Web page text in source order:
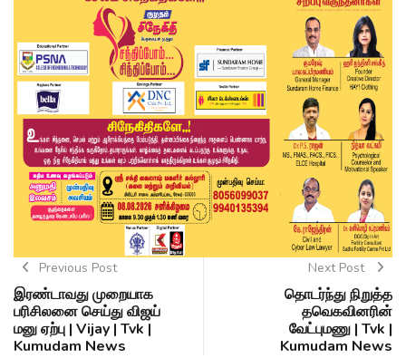
Previous Post
இரண்டாவது முறையாக
பரிசிலனை செய்து விஜய்
மனு ஏற்பு | Vijay | Tvk |
Kumudam News
Next Post
தொடர்ந்து நிறுத்த
தவெகவினரின்
வேட்புமணு | Tvk |
Kumudam News